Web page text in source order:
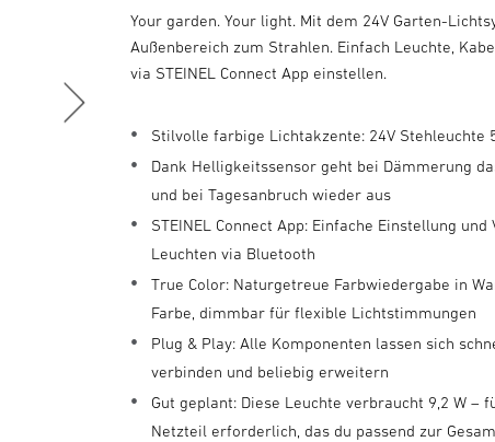
Your garden. Your light. Mit dem 24V Garten-
Außenbereich zum Strahlen. Einfach Leuchte,
via STEINEL Connect App einstellen.
Stilvolle farbige Lichtakzente: 24V Stehleuchte
Dank Helligkeitssensor geht bei Dämmerung
und bei Tagesanbruch wieder aus
STEINEL Connect App: Einfache Einstellung
Leuchten via Bluetooth
True Color: Naturgetreue Farbwiedergabe in
Farbe, dimmbar für flexible Lichtstimmungen
Plug & Play: Alle Komponenten lassen sich
verbinden und beliebig erweitern
Gut geplant: Diese Leuchte verbraucht 9,2 W –
Netzteil erforderlich, das du passend zur